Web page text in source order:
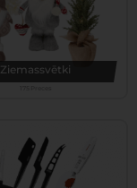
Ziemassvētki